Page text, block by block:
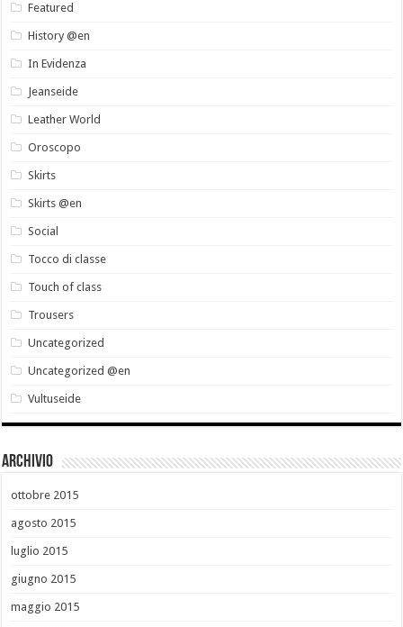
Featured
History @en
In Evidenza
Jeanseide
Leather World
Oroscopo
Skirts
Skirts @en
Social
Tocco di classe
Touch of class
Trousers
Uncategorized
Uncategorized @en
Vultuseide
Archivio
ottobre 2015
agosto 2015
luglio 2015
giugno 2015
maggio 2015